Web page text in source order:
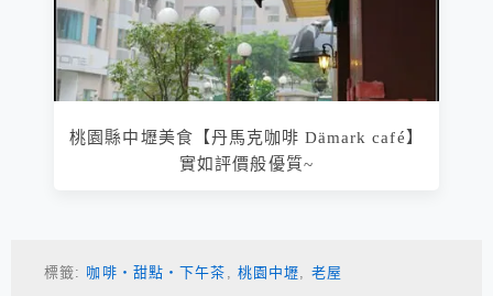
桃園縣中壢美食【丹馬克咖啡 Dämark café】
實如評價般優質~
標籤: 咖啡‧甜點‧下午茶 , 桃園中壢, 老屋